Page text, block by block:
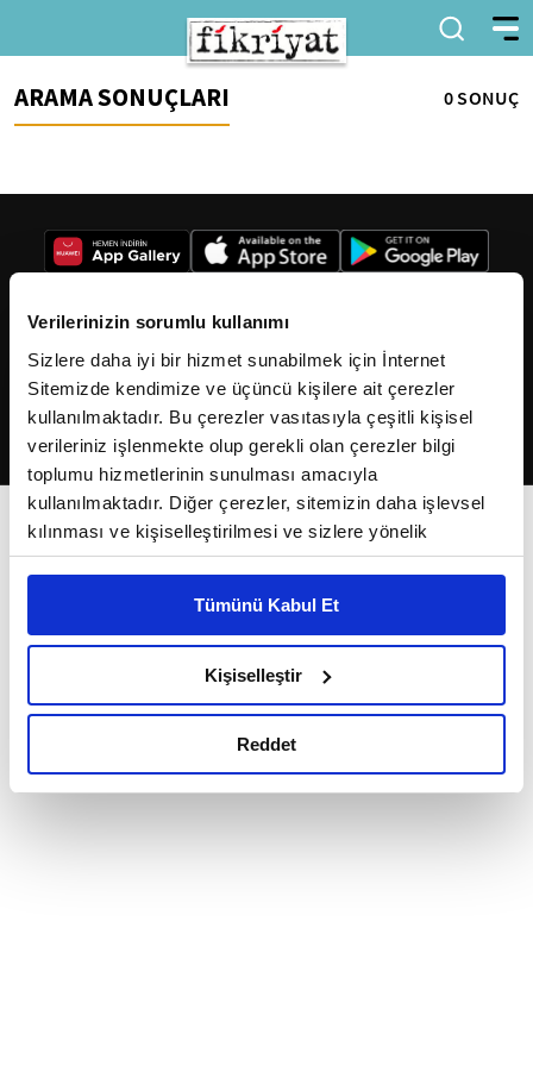
Verilerinizin sorumlu kullanımı
Sizlere daha iyi bir hizmet sunabilmek için İnternet
Sitemizde kendimize ve üçüncü kişilere ait çerezler
kullanılmaktadır. Bu çerezler vasıtasıyla çeşitli kişisel
verileriniz işlenmekte olup gerekli olan çerezler bilgi
toplumu hizmetlerinin sunulması amacıyla
kullanılmaktadır. Diğer çerezler, sitemizin daha işlevsel
kılınması ve kişiselleştirilmesi ve sizlere yönelik
reklam/pazarlama faaliyetlerinin yapılması, amaçlarıyla
Çerezlere ilişkin tercihlerinizi çerez paneli vasıtasıyla
belirleyebilirsiniz. Çerezlere ilişkin detaylı bilgi için
Ayarlar butonuna tıklayabilir,Çerez Bilgilendirme
Metnimizi ziyaret edebilirsiniz.
okumak ve sitemizi ziyaretiniz kapsamında
Tümünü Kabul Et
Kişiselleştir
Reddet
ARAMA SONUÇLARI 0 SONUÇ
2026Fikriyat. Tüm hakları saklıdır.